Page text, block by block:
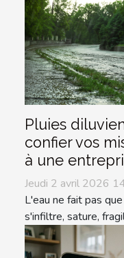
Pluies
confier vos
à une
Jeudi 2 avril 2026
L'eau ne fait pas
s'infiltre, sature,